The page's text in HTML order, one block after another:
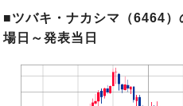
■ツバキ・ナカシマ（6464）
場日～発表当日